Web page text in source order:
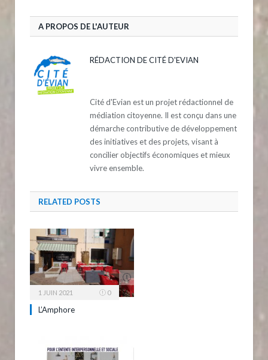
A PROPOS DE L'AUTEUR
RÉDACTION DE CITÉ D'EVIAN
Cité d'Evian est un projet rédactionnel de
médiation citoyenne. Il est conçu dans une
démarche contributive de développement
des initiatives et des projets, visant à
concilier objectifs économiques et mieux
vivre ensemble.
RELATED POSTS
1 JUIN 2021 0
L’Amphore